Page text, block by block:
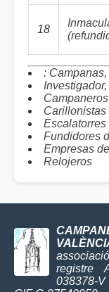
18
:
Campaneros
Carillonistas
Escalatorres
Fundidores
Empresas
Relojeros
registre
038378-V